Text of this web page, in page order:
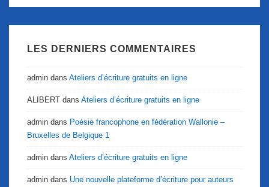
LES DERNIERS COMMENTAIRES
admin dans Ateliers d’écriture gratuits en ligne
ALIBERT dans Ateliers d’écriture gratuits en ligne
admin dans Poésie francophone en fédération Wallonie –
Bruxelles de Belgique 1
admin dans Ateliers d’écriture gratuits en ligne
admin dans Une nouvelle plateforme d’écriture pour auteurs